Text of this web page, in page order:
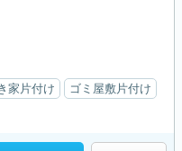
家片付け
ゴミ屋敷片付け